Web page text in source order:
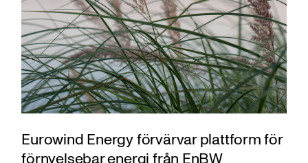
Eurowind Energy förvärvar plattform för